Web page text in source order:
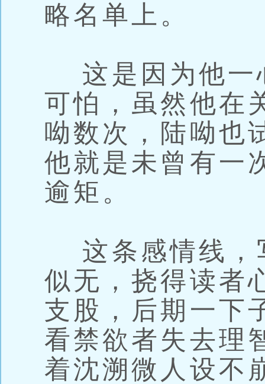
略名单上。
这是因为他一
可怕，虽然他在
呦数次，陆呦也
他就是未曾有一
逾矩。
这条感情线，
似无，挠得读者
支股，后期一下
看禁欲者失去理
着沈溯微人设不